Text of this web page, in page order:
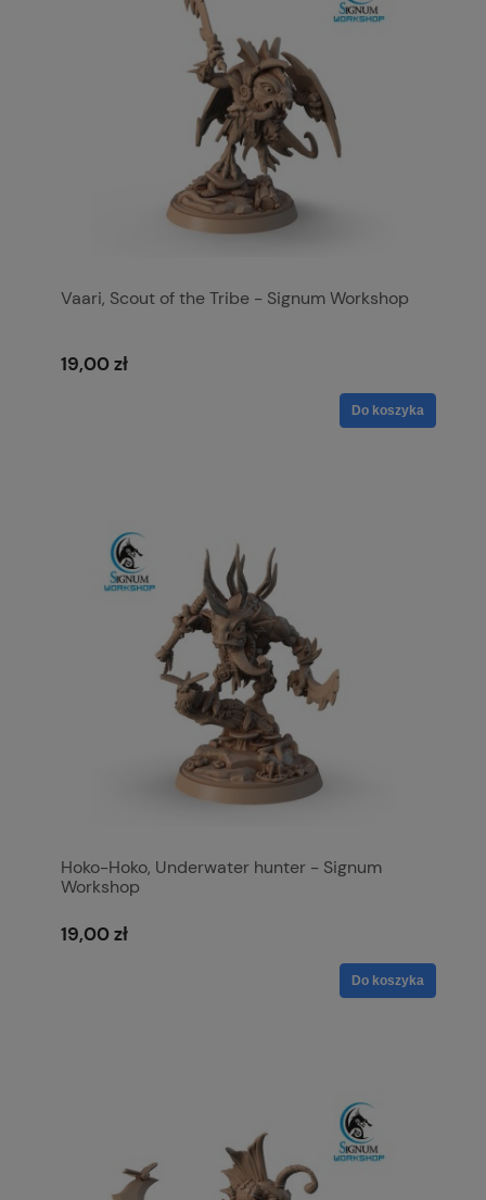
Vaari, Scout of the Tribe - Signum Workshop
19,00 zł
Do koszyka
Hoko-Hoko, Underwater hunter - Signum
Workshop
19,00 zł
Do koszyka